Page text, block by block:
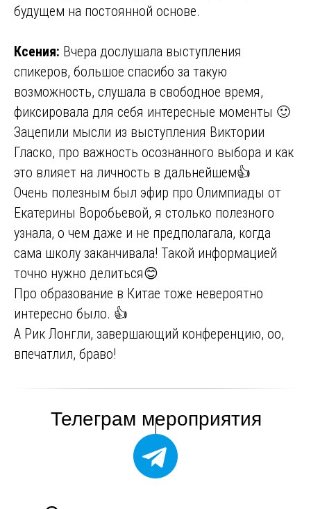
будущем на постоянной основе.
Ксения: Вчера дослушала выступления
спикеров, большое спасибо за такую
возможность, слушала в свободное время,
фиксировала для себя интересные моменты 🙂
Зацепили мысли из выступления Виктории
Гласко, про важность осознанного выбора и как
это влияет на личность в дальнейшем👍
Очень полезным был эфир про Олимпиады от
Екатерины Воробьевой, я столько полезного
узнала, о чем даже и не предполагала, когда
сама школу заканчивала! Такой информацией
точно нужно делиться😊
Про образование в Китае тоже невероятно
интересно было. 👍
А Рик Лонгли, завершающий конференцию, оо,
впечатлил, браво!